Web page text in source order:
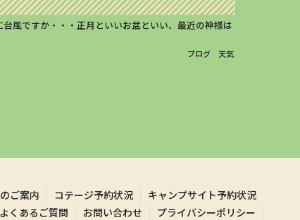
風ですか・・・正月といいお盆といい、最近の神様は
ブログ 天気
ご案内 コテージ予約状況
キャンプサイト予約状況
よくあるご質問 お問い合わせ
プライバシーポリシー